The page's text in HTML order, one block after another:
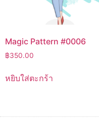
Magic Pattern #0006
฿350.00
หยิบใส่ตะกร้า